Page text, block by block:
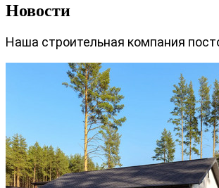
Новости
Наша строительная компания